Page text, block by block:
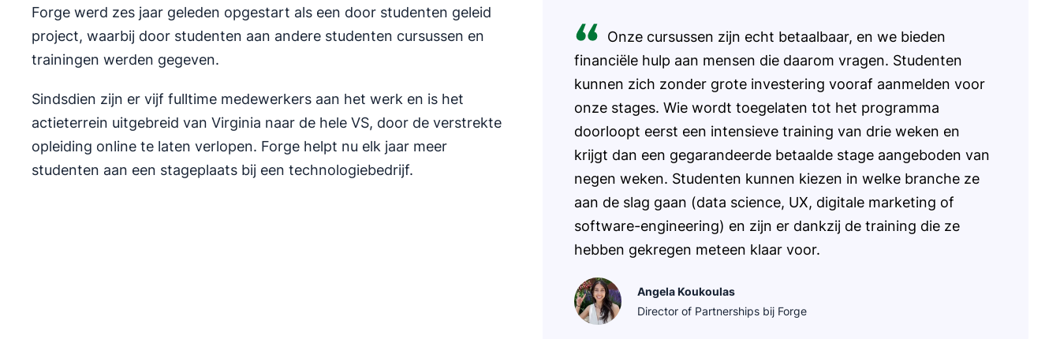
Forge werd zes jaar geleden opgestart als een door studenten geleid
project, waarbij door studenten aan andere studenten cursussen en
trainingen werden gegeven.
Sindsdien zijn er vijf fulltime medewerkers aan het werk en is het
actieterrein uitgebreid van Virginia naar de hele VS, door de verstrekte
opleiding online te laten verlopen. Forge helpt nu elk jaar meer
studenten aan een stageplaats bij een technologiebedrijf.
Onze cursussen zijn echt betaalbaar, en we bieden
financiële hulp aan mensen die daarom vragen. Studenten
kunnen zich zonder grote investering vooraf aanmelden voor
onze stages. Wie wordt toegelaten tot het programma
doorloopt eerst een intensieve training van drie weken en
krijgt dan een gegarandeerde betaalde stage aangeboden van
negen weken. Studenten kunnen kiezen in welke branche ze
aan de slag gaan (data science, UX, digitale marketing of
software-engineering) en zijn er dankzij de training die ze
hebben gekregen meteen klaar voor.
Angela Koukoulas
Director of Partnerships bij Forge